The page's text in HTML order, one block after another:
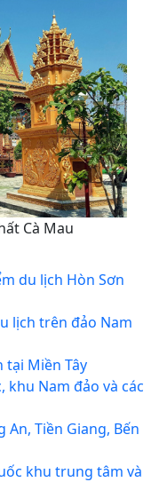
Cà Mau
du lịch Hòn Sơn
lịch trên đảo Nam
tại Miền Tây
khu Nam đảo và các
An, Tiền Giang, Bến
khu trung tâm và